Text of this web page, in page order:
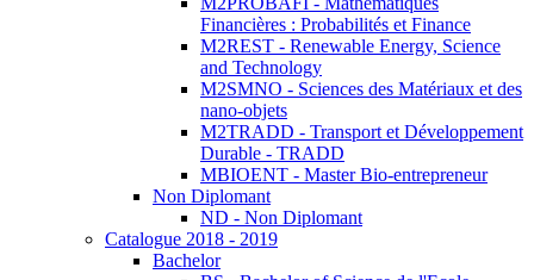
Financières : Probabilités et Finance
M2REST - Renewable Energy, Science
and Technology
M2SMNO - Sciences des Matériaux et des
nano-objets
M2TRADD - Transport et Développement
Durable - TRADD
MBIOENT - Master Bio-entrepreneur
Non Diplomant
ND - Non Diplomant
Catalogue 2018 - 2019
Bachelor